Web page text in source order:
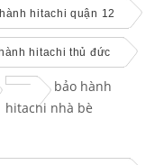
hitachi quận 12
hitachi thủ đức
bảo hành
hitachi nhà bè